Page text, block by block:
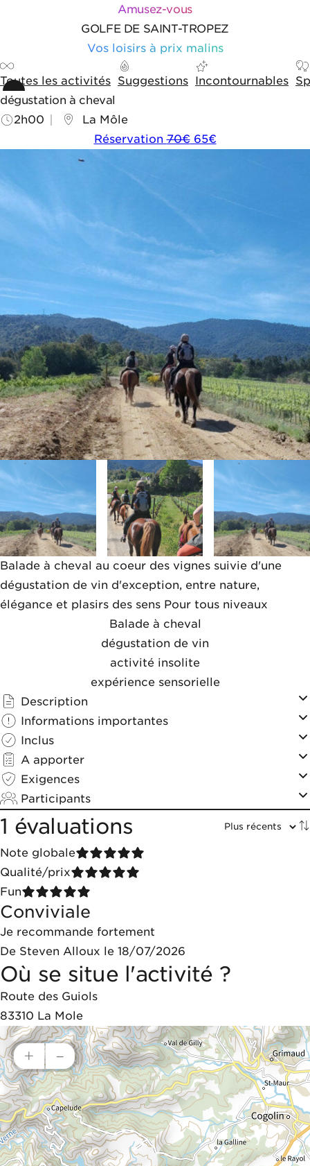
Panneau de gestion des cookies
Aller aux outils de navigation
Amusez-vous
GOLFE DE SAINT-TROPEZ
Vos loisirs à prix malins
Toutes les activités Suggestions Incontournables
dégustation à cheval
2h00
La Môle
Réservation70€65€
Balade à cheval au coeur des vignes suivie d'une
dégustation de vin d'exception, entre nature,
élégance et plasirs des sens Pour tous niveaux
Balade à cheval
dégustation de vin
activité insolite
expérience sensorielle
Description
Informations importantes
Inclus
A apporter
Exigences
Participants
1 évaluations
Note globale
Qualité/prix
Fun
Conviviale
Je recommande fortement
De Steven Alloux le 18/07/2026
Où se situe l'activité ?
Route des Guiols
83310 La Mole
+ –